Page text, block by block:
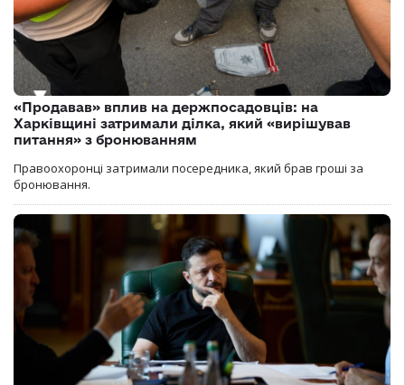
«Продавав» вплив на держпосадовців: на
Харківщині затримали ділка, який «вирішував
питання» з бронюванням
Правоохоронці затримали посередника, який брав гроші за
бронювання.